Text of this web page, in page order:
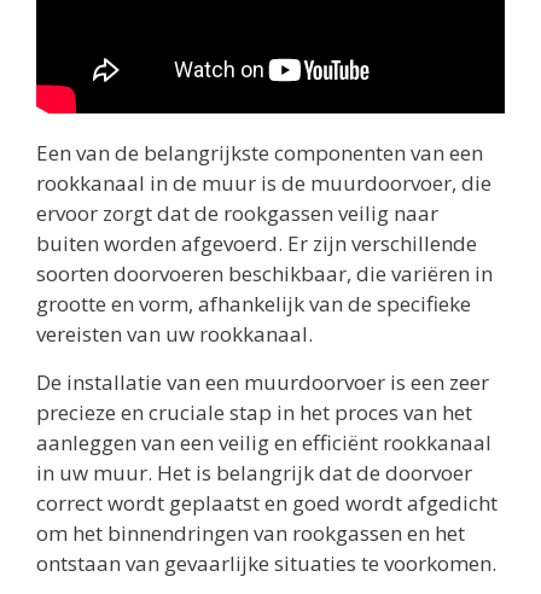
Een van de belangrijkste componenten van een
rookkanaal in de muur is de muurdoorvoer, die
ervoor zorgt dat de rookgassen veilig naar
buiten worden afgevoerd. Er zijn verschillende
soorten doorvoeren beschikbaar, die variëren in
grootte en vorm, afhankelijk van de specifieke
vereisten van uw rookkanaal.
De installatie van een muurdoorvoer is een zeer
precieze en cruciale stap in het proces van het
aanleggen van een veilig en efficiënt rookkanaal
in uw muur. Het is belangrijk dat de doorvoer
correct wordt geplaatst en goed wordt afgedicht
om het binnendringen van rookgassen en het
ontstaan van gevaarlijke situaties te voorkomen.